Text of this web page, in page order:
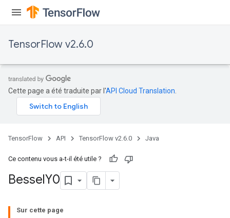
TensorFlow v2.6.0
Cette page a été traduite par l'API Cloud Translation
TensorFlow API TensorFlow v2.6.0 Java
Ce contenu vous a-t-il été utile ?
BesselY0
Sur cette page